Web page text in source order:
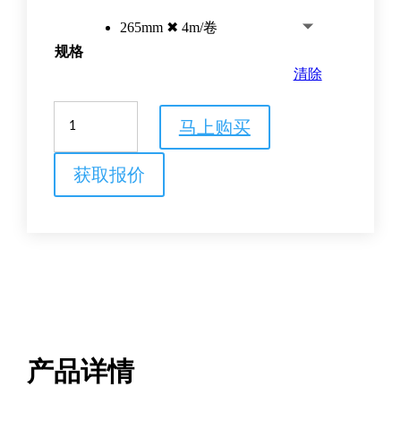
规格
265mm ✖ 4m/卷
清除
Elite
膜
马上购买
获取报价
产品详情